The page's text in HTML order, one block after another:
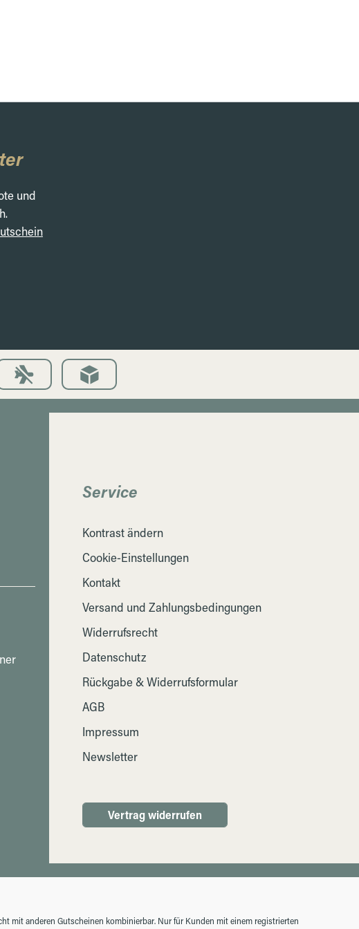
und
Service
Kontrast ändern
Cookie-Einstellungen
Kontakt
Versand und Zahlungsbedingungen
Widerrufsrecht
Datenschutz
Rückgabe & Widerrufsformular
AGB
Impressum
Newsletter
Vertrag widerrufen
mit anderen Gutscheinen kombinierbar. Nur für Kunden mit einem registrierten